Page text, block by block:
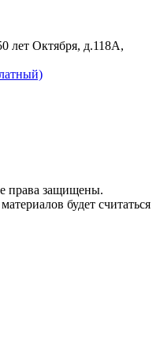
лет Октября, д.118А,
права защищены.
будет считаться